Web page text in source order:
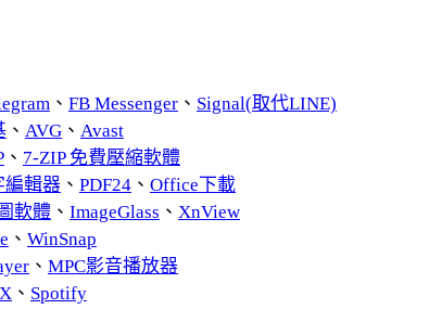
、 FB Messenger、 Signal(取代LINE)
、 AVG、 Avast
、 7-ZIP 免費壓縮軟體
編輯器、 PDF24、 Office下載
軟體、 ImageGlass 、 XnView
、 WinSnap
、 MPC影音播放器
、 Spotify